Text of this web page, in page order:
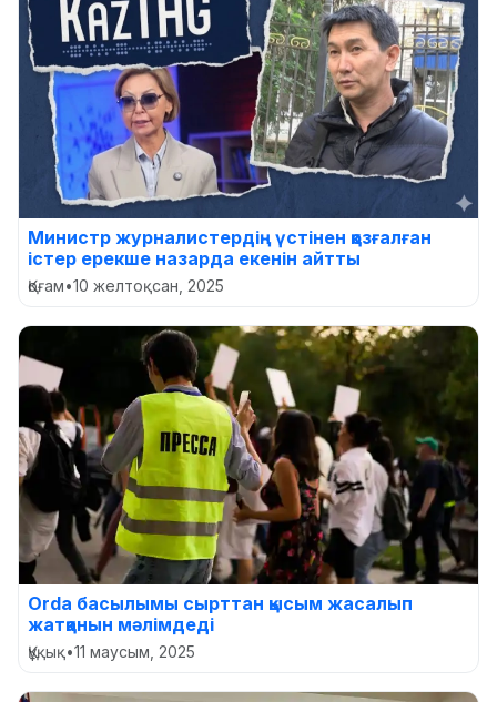
Министр журналистердің үстінен қозғалған
істер ерекше назарда екенін айтты
Қоғам•10 желтоқсан, 2025
Orda басылымы cырттан қысым жасалып
жатқанын мәлімдеді
Құқық•11 маусым, 2025